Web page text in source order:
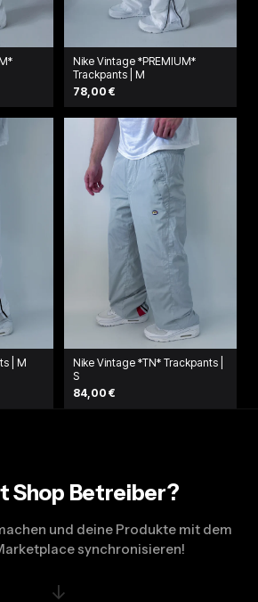
Nike Vintage *PREMIUM*
Trackpants | M
78,00 €
| M
Nike Vintage *TN* Trackpants |
S
84,00 €
Shop Betreiber?
und deine Produkte mit dem
synchronisieren!
↓